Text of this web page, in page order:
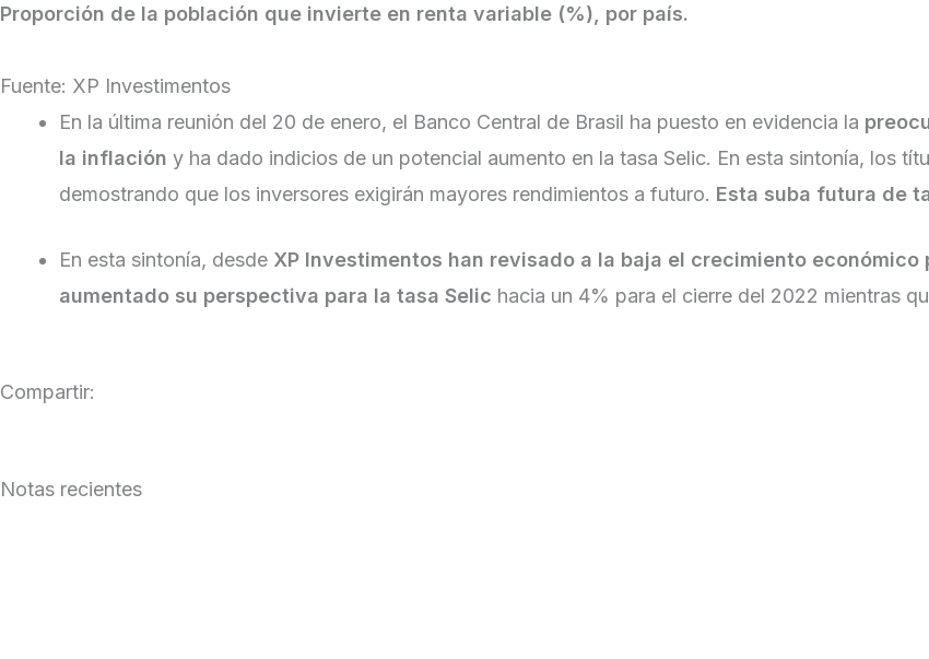
Proporción de la población que invierte en renta variable (%), por país.
Fuente: XP Investimentos
En la última reunión del 20 de enero, el Banco Central de Brasil ha puesto en evidencia la
la inflación y ha dado indicios de un potencial aumento en la tasa Selic. En esta sintonía, los
demostrando que los inversores exigirán mayores rendimientos a futuro. Esta suba futura de
En esta sintonía, desde XP Investimentos han revisado a la baja el crecimiento económico
aumentado su perspectiva para la tasa Selic hacia un 4% para el cierre del 2022 mientras
Compartir:
Notas recientes